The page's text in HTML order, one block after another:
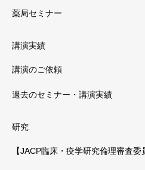
薬局セミナー
講演実績
講演のご依頼
過去のセミナー・講演実績
研究
【JACP臨床・疫学研究倫理審査